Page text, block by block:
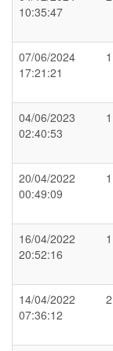
10:35:47
07/06/2024
17:21:21
04/06/2023
02:40:53
1
20/04/2022
00:49:09
16/04/2022
20:52:16
14/04/2022
07:36:12